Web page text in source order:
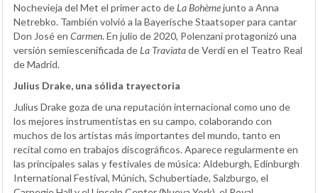
Nochevieja del Met el primer acto deLa Bohèmejunto a Anna
Netrebko. También volvió a la Bayerische Staatsoper para cantar
Don José en Carmen. En julio de 2020, Polenzani protagonizó una
versión semiescenificada deLa Traviatade Verdi en el Teatro Real
de Madrid.
Julius Drake, una sólida trayectoria
Julius Drake goza de una reputación internacional como uno de
los mejores instrumentistas en su campo, colaborando con
muchos de los artistas más importantes del mundo, tanto en
recital como en trabajos discográficos. Aparece regularmente en
las principales salas y festivales de música: Aldeburgh, Edinburgh
International Festival, Múnich, Schubertiade, Salzburgo, el